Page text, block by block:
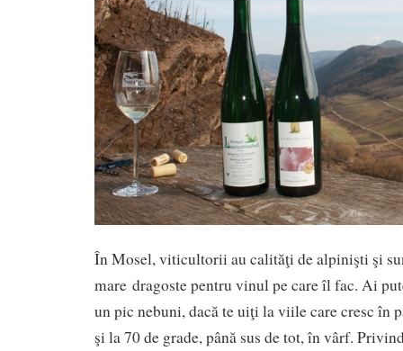
În Mosel, viticultorii au calităţi de alpinişti şi
mare dragoste pentru vinul pe care îl fac. Ai
un pic nebuni, dacă te uiţi la viile care cresc în
şi la 70 de grade, până sus de tot, în vârf.